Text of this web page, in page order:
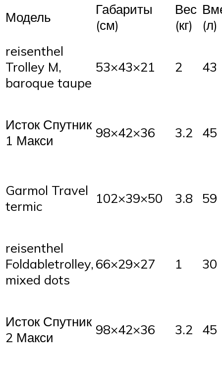
Модель
Габариты
(см)
Вес
(кг)
(л)
reisenthel
Trolley M,
baroque taupe
53×43×21 2 43
Исток Спутник
1 Макси
98×42×36 3.2 45
Garmol Travel
termic
102×39×50 3.8 59
reisenthel
Foldabletrolley,
mixed dots
66×29×27 1 30
Исток Спутник
2 Макси
98×42×36 3.2 45